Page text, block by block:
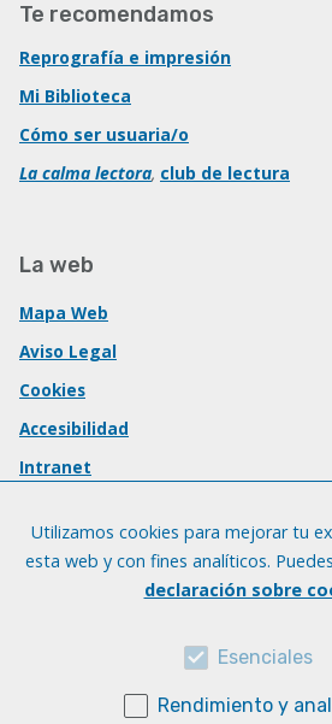
Te recomendamos
Reprografía e impresión
Mi Biblioteca
Cómo ser usuaria/o
La calma lectora, club de lectura
La web
Mapa Web
Aviso Legal
Cookies
Accesibilidad
Intranet
Utilizamos cookies para mejorar tu
esta web y con fines analíticos.
declaración sobre
Esenciales
Rendimiento y